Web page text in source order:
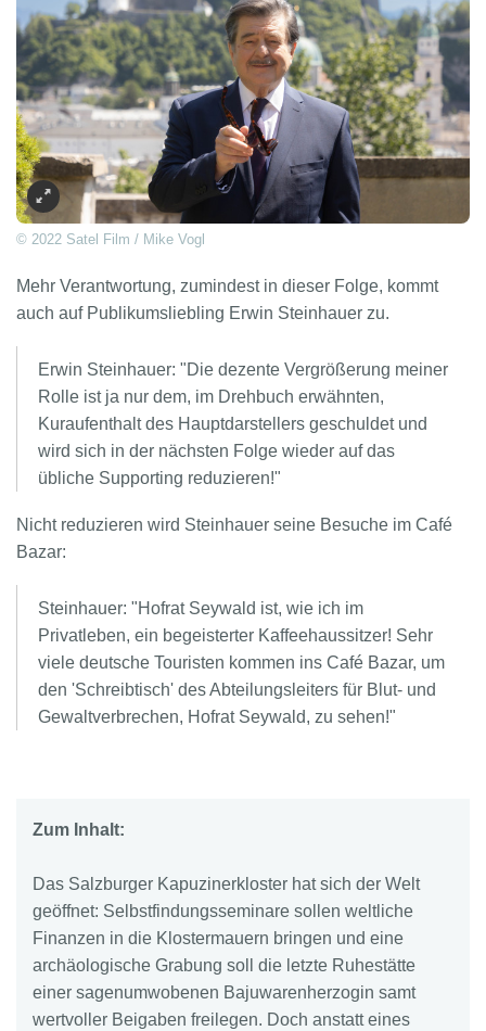
© 2022 Satel Film / Mike Vogl
Mehr Verantwortung, zumindest in dieser Folge, kommt
auch auf Publikumsliebling Erwin Steinhauer zu.
Erwin Steinhauer: "Die dezente Vergrößerung meiner
Rolle ist ja nur dem, im Drehbuch erwähnten,
Kuraufenthalt des Hauptdarstellers geschuldet und
wird sich in der nächsten Folge wieder auf das
übliche Supporting reduzieren!"
Nicht reduzieren wird Steinhauer seine Besuche im Café
Bazar:
Steinhauer: "Hofrat Seywald ist, wie ich im
Privatleben, ein begeisterter Kaffeehaussitzer! Sehr
viele deutsche Touristen kommen ins Café Bazar, um
den 'Schreibtisch' des Abteilungsleiters für Blut- und
Gewaltverbrechen, Hofrat Seywald, zu sehen!"
Zum Inhalt:
Das Salzburger Kapuzinerkloster hat sich der Welt
geöffnet: Selbstfindungsseminare sollen weltliche
Finanzen in die Klostermauern bringen und eine
archäologische Grabung soll die letzte Ruhestätte
einer sagenumwobenen Bajuwarenherzogin samt
wertvoller Beigaben freilegen. Doch anstatt eines